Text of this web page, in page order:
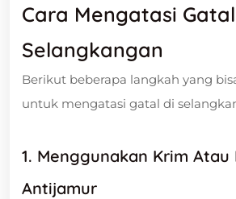
Cara Mengatasi Gatal
Selangkangan
Berikut beberapa langkah yang
untuk mengatasi gatal di
1. Menggunakan Krim Atau
Antijamur